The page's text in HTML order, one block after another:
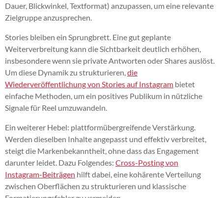
Dauer, Blickwinkel, Textformat) anzupassen, um eine relevante
Zielgruppe anzusprechen.
Stories bleiben ein Sprungbrett. Eine gut geplante
Weiterverbreitung kann die Sichtbarkeit deutlich erhöhen,
insbesondere wenn sie private Antworten oder Shares auslöst.
Um diese Dynamik zu strukturieren,die
Wiederveröffentlichung von Stories auf Instagram bietet
einfache Methoden, um ein positives Publikum in nützliche
Signale für Reel umzuwandeln.
Ein weiterer Hebel: plattformübergreifende Verstärkung.
Werden dieselben Inhalte angepasst und effektiv verbreitet,
steigt die Markenbekanntheit, ohne dass das Engagement
darunter leidet. Dazu Folgendes: Cross-Posting von
Instagram-Beiträgen hilft dabei, eine kohärente Verteilung
zwischen Oberflächen zu strukturieren und klassische